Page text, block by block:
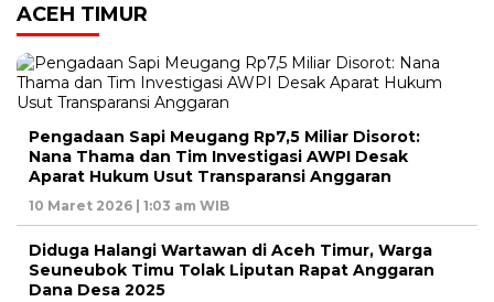
ACEH TIMUR
Pengadaan Sapi Meugang Rp7,5 Miliar Disorot:
Nana Thama dan Tim Investigasi AWPI Desak
Aparat Hukum Usut Transparansi Anggaran
10 Maret 2026 | 1:03 am WIB
Diduga Halangi Wartawan di Aceh Timur, Warga
Seuneubok Timu Tolak Liputan Rapat Anggaran
Dana Desa 2025